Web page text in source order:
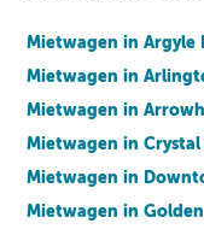
Mietwagen in Argyle
Mietwagen in
Mietwagen in
Mietwagen in
Mietwagen in
Mietwagen in